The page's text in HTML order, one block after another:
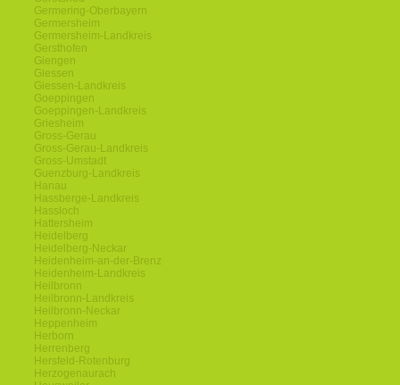
Germering-Oberbayern
Germersheim
Germersheim-Landkreis
Gersthofen
Giengen
Giessen
Giessen-Landkreis
Goeppingen
Goeppingen-Landkreis
Griesheim
Gross-Gerau
Gross-Gerau-Landkreis
Gross-Umstadt
Guenzburg-Landkreis
Hanau
Hassberge-Landkreis
Hassloch
Hattersheim
Heidelberg
Heidelberg-Neckar
Heidenheim-an-der-Brenz
Heidenheim-Landkreis
Heilbronn
Heilbronn-Landkreis
Heilbronn-Neckar
Heppenheim
Herborn
Herrenberg
Hersfeld-Rotenburg
Herzogenaurach